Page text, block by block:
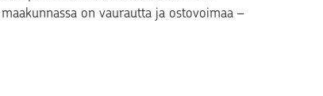
on vaurautta ja ostovoimaa –